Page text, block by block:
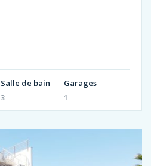
Salle de bain
3
Garages
1